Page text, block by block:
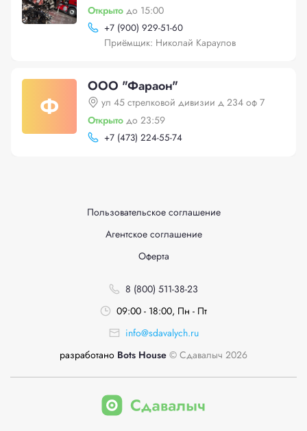
Открыто до 15:00
+7 (900) 929-51-60
Приёмщик: Николай Караулов
Ф
ООО "Фараон"
ул 45 стрелковой дивизии д 234 оф 7
Открыто до 23:59
+7 (473) 224-55-74
Пользовательское соглашение
Агентское соглашение
Оферта
8 (800) 511-38-23
09:00 - 18:00, Пн - Пт
info@sdavalych.ru
разработано Bots House © Сдавалыч 2026